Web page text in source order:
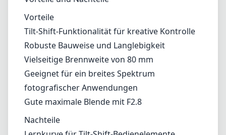
Vorteile und Nachteile
Vorteile
Tilt-Shift-Funktionalität für kreative Kontrolle
Robuste Bauweise und Langlebigkeit
Vielseitige Brennweite von 80 mm
Anwendungen
Gute maximale Blende mit F2.8
Nachteile